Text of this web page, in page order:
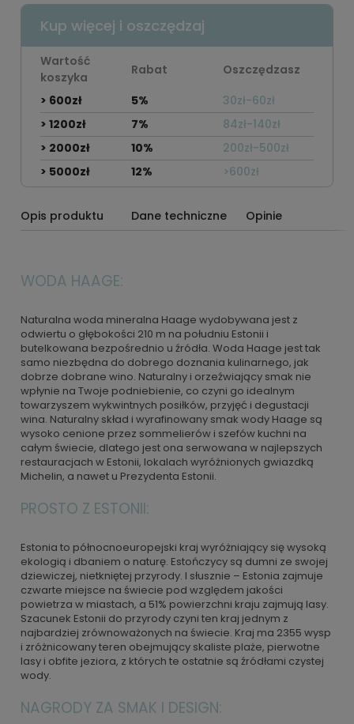
Kup więcej i oszczędzaj
Wartość
koszyka
Rabat
Oszczędzasz
> 600zł
5%
30zł-60zł
> 1200zł
7%
84zł-140zł
> 2000zł
10%
200zł-500zł
> 5000zł
12% >600zł
Opis produktu Dane techniczne Opinie
WODA HAAGE:
Naturalna woda mineralna Haage wydobywana jest z
odwiertu o głębokości 210 m na południu Estonii i
butelkowana bezpośrednio u źródła. Woda Haage jest tak
samo niezbędna do dobrego doznania kulinarnego, jak
dobrze dobrane wino. Naturalny i orzeźwiający smak nie
wpłynie na Twoje podniebienie, co czyni go idealnym
towarzyszem wykwintnych posiłków, przyjęć i degustacji
wina. Naturalny skład i wyrafinowany smak wody Haage są
wysoko cenione przez sommelierów i szefów kuchni na
całym świecie, dlatego jest ona serwowana w najlepszych
restauracjach w Estonii, lokalach wyróżnionych gwiazdką
Michelin, a nawet u Prezydenta Estonii.
PROSTO Z ESTONII:
Estonia to północnoeuropejski kraj wyróżniający się wysoką
ekologią i dbaniem o naturę. Estończycy są dumni ze swojej
dziewiczej, nietkniętej przyrody. I słusznie – Estonia zajmuje
czwarte miejsce na świecie pod względem jakości
powietrza w miastach, a 51% powierzchni kraju zajmują lasy.
Szacunek Estonii do przyrody czyni ten kraj jednym z
najbardziej zrównoważonych na świecie. Kraj ma 2355 wysp
i zróżnicowany teren obejmujący skaliste plaże, pierwotne
lasy i obfite jeziora, z których te ostatnie są źródłami czystej
wody.
NAGRODY ZA SMAK I DESIGN: